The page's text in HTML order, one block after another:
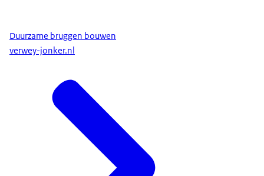
Duurzame bruggen bouwen
verwey-jonker.nl